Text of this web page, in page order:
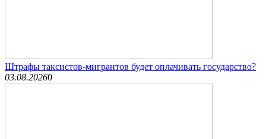
Штрафы таксистов-мигрантов будет оплачивать государство?
03.08.20260